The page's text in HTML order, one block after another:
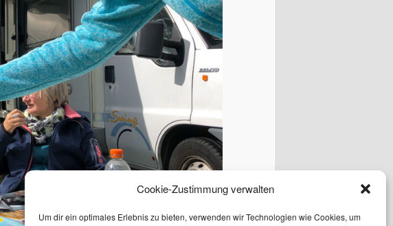
Cookie-Zustimmung verwalten
Um dir ein optimales Erlebnis zu bieten, verwenden wir Technologien wie Cookies, um